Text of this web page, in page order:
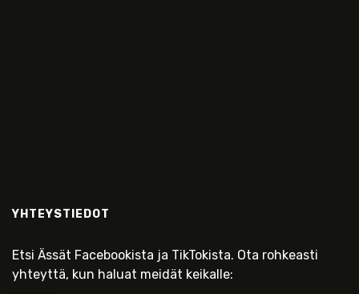
YHTEYSTIEDOT
Etsi Ässät Facebookista ja TikTokista. Ota rohkeasti
yhteyttä, kun haluat meidät keikalle: